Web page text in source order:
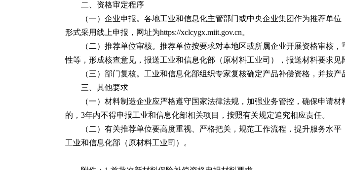
二、资格审定程序
（一）企业申报。各地工业和信息化主管部门或中央企业集团作为推荐单
形式采用线上申报，网址为https://xclcygx.miit.gov.cn。
（二）推荐单位审核。推荐单位按要求对本地区或所属企业开展资格审核
性等，形成核查意见，报送工业和信息化部（原材料工业司），报送材料要求见
（三）部门复核。工业和信息化部组织专家复核确定产品补偿资格，并按
三、其他要求
（一）材料制造企业应严格遵守国家法律法规，加强业务管控，确保申请
的，3年内不得申报工业和信息化部相关项目，按照有关规定追究相应责任。
（二）有关推荐单位要高度重视、严格把关，规范工作流程，提升服务水
工业和信息化部（原材料工业司）。